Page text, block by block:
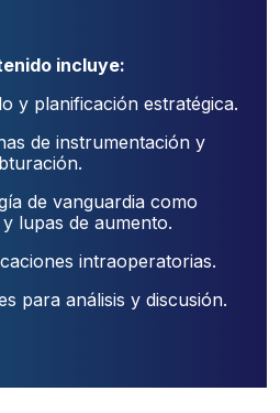
incluye:
y planificación estratégica.
de instrumentación y
de vanguardia como
lupas de aumento.
intraoperatorias.
para análisis y discusión.